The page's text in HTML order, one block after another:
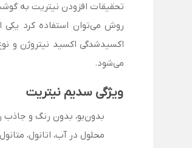
تحقیقات افزودن نیتریت به
روش می‌توان استفاده کرد
اکسیدشدگی اکسید نیتروژن و
می‌شود.
ویژگی سدیم نیتریت
بدون‌بو، بدون رنگ و
محلول در آب، اتانول،